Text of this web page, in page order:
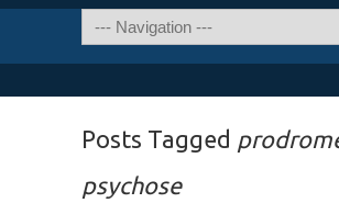
Posts Tagged
psychose